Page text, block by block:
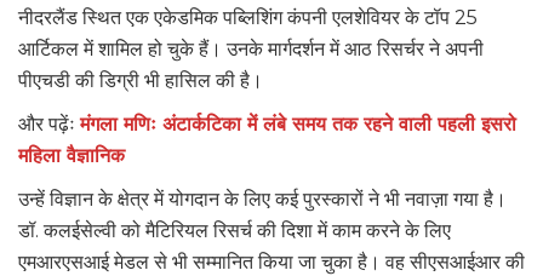
नीदरलैंड स्थित एक एकेडमिक पब्लिशिंग कंपनी एलशेवियर के टॉप 25
आर्टिकल में शामिल हो चुके हैं। उनके मार्गदर्शन में आठ रिसर्चर ने अपनी
पीएचडी की डिग्री भी हासिल की है।
और पढ़ेंःमंगला मणिः अंटार्कटिका में लंबे समय तक रहने वाली पहली इसरो
महिला वैज्ञानिक
उन्हें विज्ञान के क्षेत्र में योगदान के लिए कई पुरस्कारों ने भी नवाज़ा गया है।
डॉ. कलईसेल्वी को मैटिरियल रिसर्च की दिशा में काम करने के लिए
एमआरएसआई मेडल से भी सम्मानित किया जा चुका है। वह सीएसआईआर की